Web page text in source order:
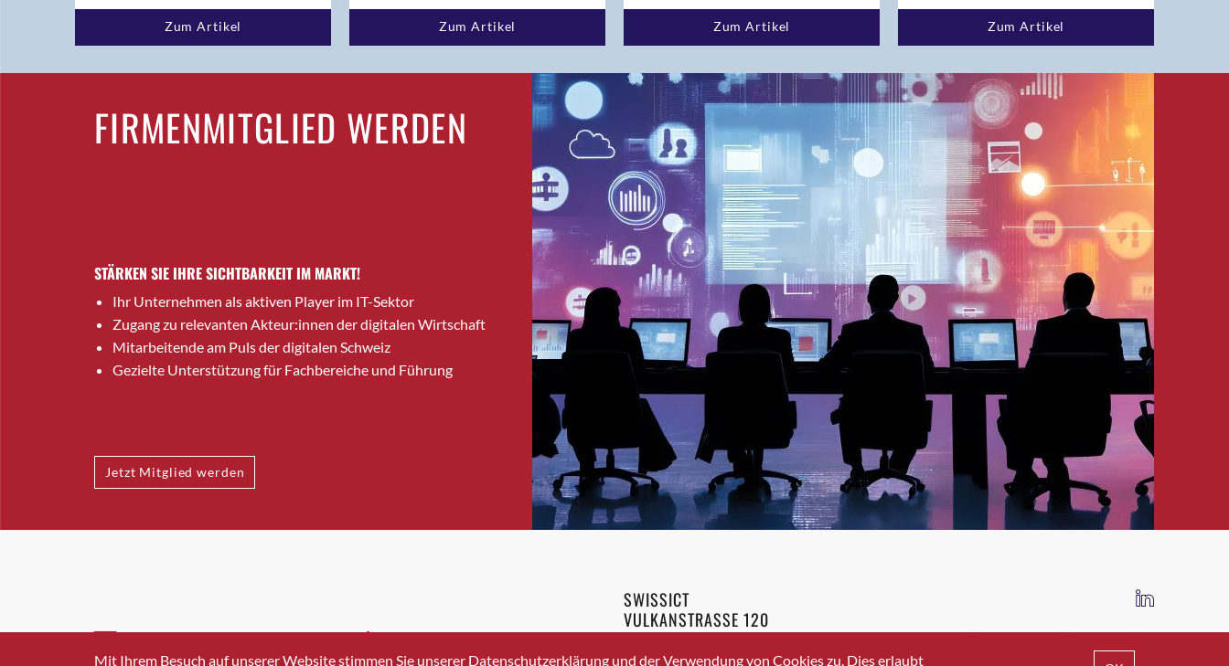
Birsfelden
Bolligen
Bonaduz
Bonstetten
Bottighofen
Bremgarten bei Bern
Brig-Glis
Bronschhofen
Brugg
Brugg AG
Burgdorf
Bäretswil
Bülach
Cazis
Crissier
Davos Platz
Zum Artikel Zum Artikel Zum Artikel Zum Artikel
FIRMENMITGLIED WERDEN
STÄRKEN SIE IHRE SICHTBARKEIT IM MARKT!
Ihr Unternehmen als aktiven Player im IT-Sektor
Zugang zu relevanten Akteur:innen der digitalen Wirtschaft
Mitarbeitende am Puls der digitalen Schweiz
Gezielte Unterstützung für Fachbereiche und Führung
Jetzt Mitglied werden
INFO@SWISSICT.CH +41 43 336 40 20
SWISSICT
VULKANSTRASSE 120
8048 ZURICH
IMPRESSUM DATENSCHUTZ AGB
Mit Ihrem Besuch auf unserer Website stimmen Sie unserer Datenschutzerklärung und der Verwendung von Cookies zu. Dies erlaubt